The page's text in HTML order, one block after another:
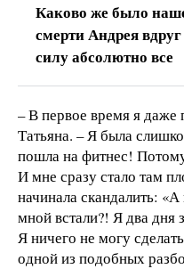
Каково же было
смерти Андрея
силу абсолютно все
– В первое время я даже
Татьяна. – Я была
пошла на фитнес!
И мне сразу стало там
начинала скандалить:
мной встали?! Я два дня
Я ничего не могу
одной из подобных